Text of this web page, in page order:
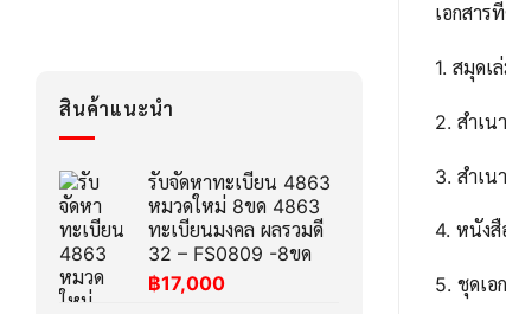
สินค้าแนะนำ
รับจัดหาทะเบียน 4863
หมวดใหม่ 8ขด 4863
ทะเบียนมงคล ผลรวมดี
32 – FS0809 -8ขด
฿17,000
เอกสาร
1. สมุดเ
2. สำเน
3. สำเน
4. หนังสื
5. ชุดเอ